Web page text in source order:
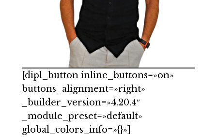
[dipl_button inline_buttons=»on»
buttons_alignment=»right»
_builder_version=»4.20.4″
_module_preset=»default»
global_colors_info=»{}»]